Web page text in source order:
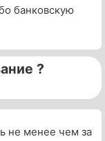
банковскую
?
не менее чем за